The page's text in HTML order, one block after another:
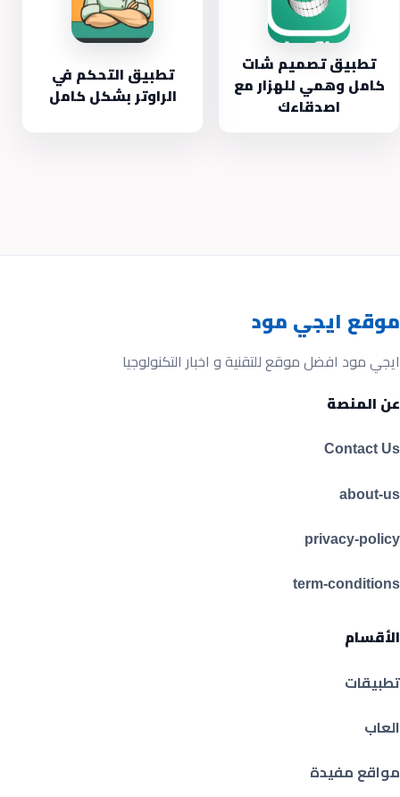
تطبيق تصميم شات
كامل وهمي للهزار مع
اصدقاءك
تطبيق التحكم في
الراوتر بشكل كامل
موقع ايجي مود
ايجي مود افضل موقع للتقنية و اخبار التكنولوجيا
عن المنصة
Contact Us
about-us
privacy-policy
term-conditions
الأقسام
تطبيقات
العاب
مواقع مفيدة